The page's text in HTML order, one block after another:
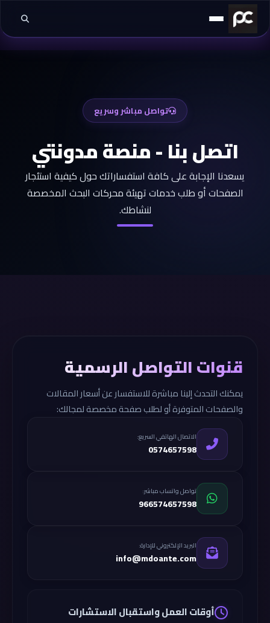
تخطي إلى المحتوى
تواصل مباشر وسريع
اتصل بنا - منصة مدونتي
يسعدنا الإجابة على كافة استفساراتك حول كيفية استئجار
الصفحات أو طلب خدمات تهيئة محركات البحث المخصصة
لنشاطك.
قنوات التواصل الرسمية
يمكنك التحدث إلينا مباشرة للاستفسار عن أسعار المقالات
والصفحات المتوفرة أو لطلب صفحة مخصصة لمجالك:
الاتصال الهاتفي السريع:
0574657598
تواصل واتساب مباشر:
966574657598
البريد الإلكتروني للإدارة:
info@mdoante.com
أوقات العمل واستقبال الاستشارات